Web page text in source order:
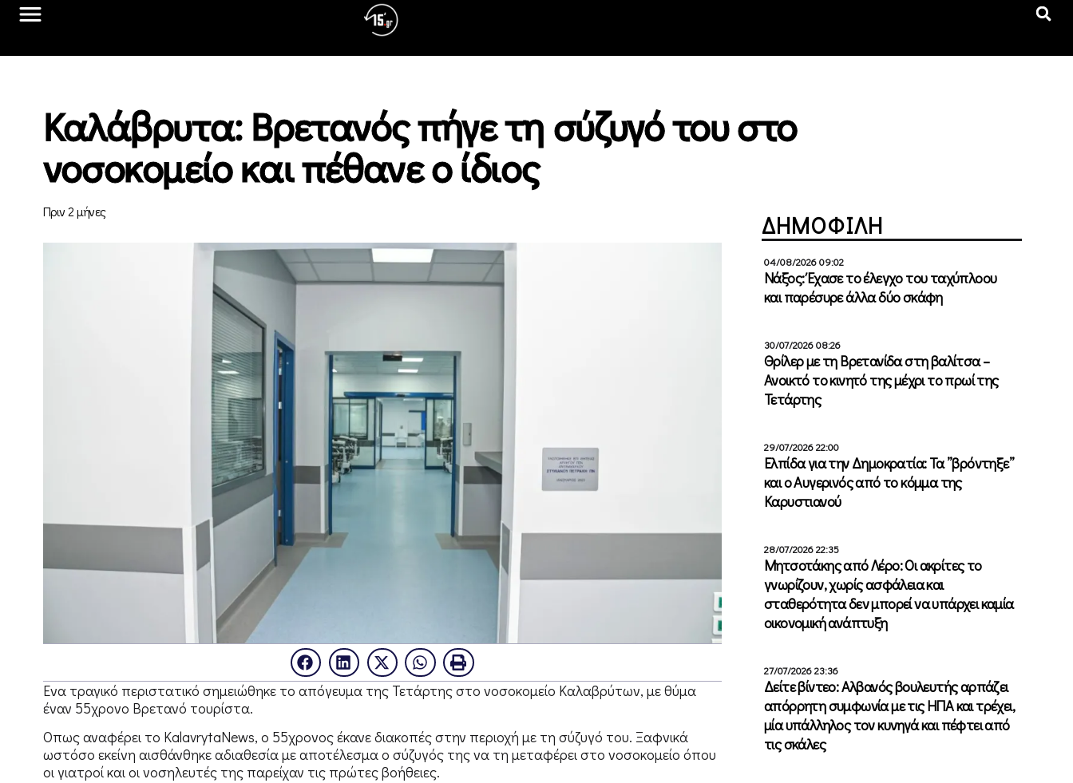
Καλάβρυτα: Βρετανός πήγε τη σύζυγό του στο
νοσοκομείο και πέθανε ο ίδιος
Πριν 2 μήνες
Ενα τραγικό περιστατικό σημειώθηκε το απόγευμα της Τετάρτης στο νοσοκομείο Καλαβρύτων, με θύμα
έναν 55χρονο Βρετανό τουρίστα.
Οπως αναφέρει το KalavrytaNews, ο 55χρονος έκανε διακοπές στην περιοχή με τη σύζυγό του. Ξαφνικά
ωστόσο εκείνη αισθάνθηκε αδιαθεσία με αποτέλεσμα ο σύζυγός της να τη μεταφέρει στο νοσοκομείο όπου
οι γιατροί και οι νοσηλευτές της παρείχαν τις πρώτες βοήθειες.
ΔΗΜΟΦΙΛΗ
04/08/2026 09:02
Νάξος: Έχασε το έλεγχο του ταχύπλοου
και παρέσυρε άλλα δύο σκάφη
30/07/2026 08:26
Θρίλερ με τη Βρετανίδα στη βαλίτσα –
Ανοικτό το κινητό της μέχρι το πρωί της
Τετάρτης
29/07/2026 22:00
Ελπίδα για την Δημοκρατία: Τα ”βρόντηξε”
και ο Αυγερινός από το κόμμα της
Καρυστιανού
28/07/2026 22:35
Μητσοτάκης από Λέρο: Οι ακρίτες το
γνωρίζουν, χωρίς ασφάλεια και
σταθερότητα δεν μπορεί να υπάρχει καμία
οικονομική ανάπτυξη
27/07/2026 23:36
Δείτε βίντεο: Αλβανός βουλευτής αρπάζει
απόρρητη συμφωνία με τις ΗΠΑ και τρέχει,
μία υπάλληλος τον κυνηγά και πέφτει από
τις σκάλες